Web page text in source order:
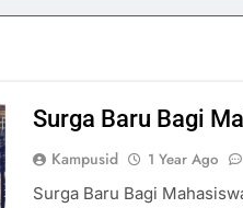
Surga Baru Bagi
Kampusid 1 Year Ago
Surga Baru Bagi